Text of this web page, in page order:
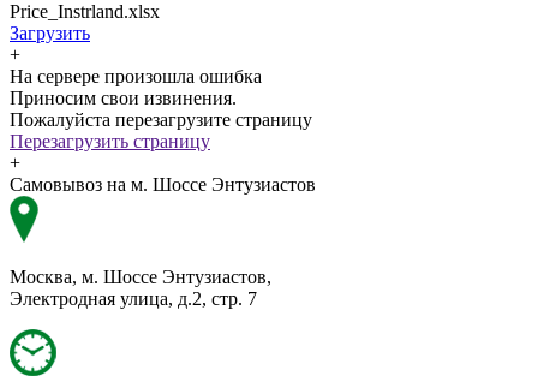
Price_Instrland.xlsx
Загрузить
+
На сервере произошла ошибка
Приносим свои извинения.
Пожалуйста перезагрузите страницу
Перезагрузить страницу
+
Самовывоз на м. Шоссе Энтузиастов
Москва, м. Шоссе Энтузиастов,
Электродная улица, д.2, стр. 7